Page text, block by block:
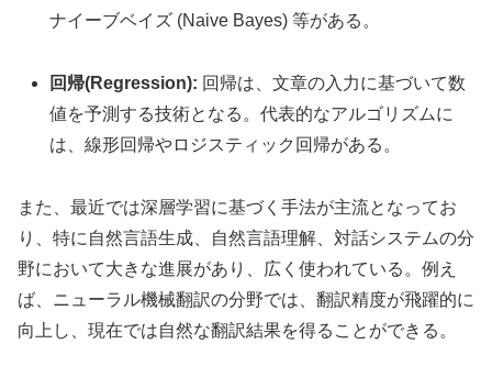
ナイーブベイズ (Naive Bayes) 等がある。
回帰(Regression): 回帰は、文章の入力に基づいて数
値を予測する技術となる。代表的なアルゴリズムに
は、線形回帰やロジスティック回帰がある。
また、最近では深層学習に基づく手法が主流となってお
り、特に自然言語生成、自然言語理解、対話システムの分
野において大きな進展があり、広く使われている。例え
ば、ニューラル機械翻訳の分野では、翻訳精度が飛躍的に
向上し、現在では自然な翻訳結果を得ることができる。